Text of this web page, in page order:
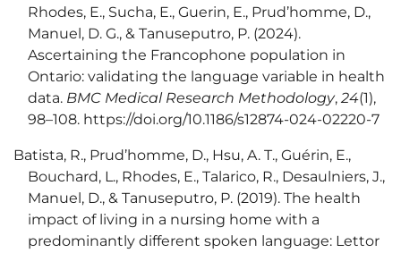
Rhodes, E., Sucha, E., Guerin, E., Prud’homme, D.,
Manuel, D. G., & Tanuseputro, P. (2024).
Ascertaining the Francophone population in
Ontario: validating the language variable in health
data. BMC Medical Research Methodology,24(1),
98–108. https://doi.org/10.1186/s12874-024-02220-7
Batista, R., Prud’homme, D., Hsu, A. T., Guérin, E.,
Bouchard, L., Rhodes, E., Talarico, R., Desaulniers, J.,
Manuel, D., & Tanuseputro, P. (2019). The health
impact of living in a nursing home with a
predominantly different spoken language: Lettor